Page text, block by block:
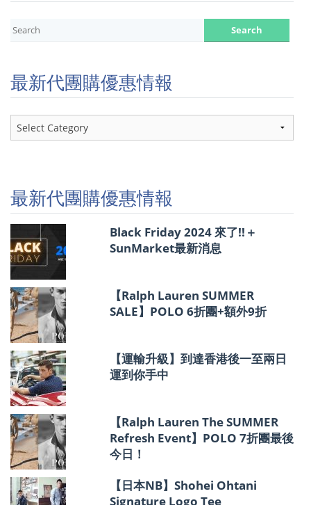
最新代團購優惠情報
最
新
優
惠
情
報
最新代團購優惠情報
Black Friday 2024 來了!!＋
SunMarket最新消息
【Ralph Lauren SUMMER
SALE】POLO 6折團+額外9折
【運輸升級】到達香港後一至兩日
運到你手中
【Ralph Lauren The SUMMER
Refresh Event】POLO 7折團最後
今日！
【日本NB】Shohei Ohtani
Signature Logo Tee